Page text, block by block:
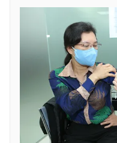
Cơ quan chủ quản:Đài
Cơ quan báo chí:Thời báo
Giấy phép hoạt động báo
cấp ngày 29/12/2023
Tổng Biên tập:Vũ Thanh
Phó Tổng Biên tập:Nguyễn
Nguyễn Trọng Ninh
Tổng đài VTV: 024.38